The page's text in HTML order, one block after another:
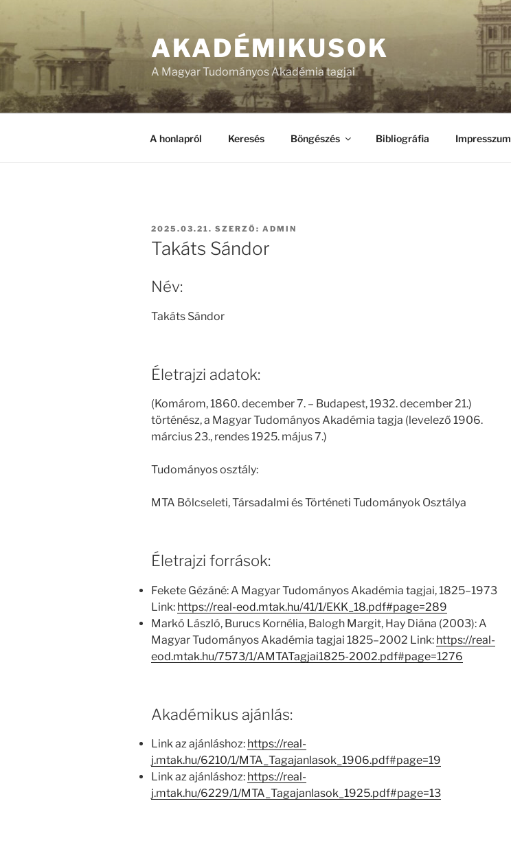
AKADÉMIKUSOK
A Magyar Tudományos Akadémia tagjai
A honlapról Keresés Böngészés Bibliográfia Impresszum
BEKÜLDVE:
2025.03.21. SZERZŐ: ADMIN
Takáts Sándor
Név:
Takáts Sándor
Életrajzi adatok:
(Komárom, 1860. december 7. – Budapest, 1932. december 21.)
történész, a Magyar Tudományos Akadémia tagja (levelező 1906.
március 23., rendes 1925. május 7.)
Tudományos osztály:
MTA Bölcseleti, Társadalmi és Történeti Tudományok Osztálya
Életrajzi források:
Fekete Gézáné: A Magyar Tudományos Akadémia tagjai, 1825–1973
Link: https://real-eod.mtak.hu/41/1/EKK_18.pdf#page=289
Markó László, Burucs Kornélia, Balogh Margit, Hay Diána (2003): A
Magyar Tudományos Akadémia tagjai 1825–2002 Link: https://real-
eod.mtak.hu/7573/1/AMTATagjai1825-2002.pdf#page=1276
Akadémikus ajánlás:
Link az ajánláshoz: https://real-
j.mtak.hu/6210/1/MTA_Tagajanlasok_1906.pdf#page=19
Link az ajánláshoz: https://real-
j.mtak.hu/6229/1/MTA_Tagajanlasok_1925.pdf#page=13